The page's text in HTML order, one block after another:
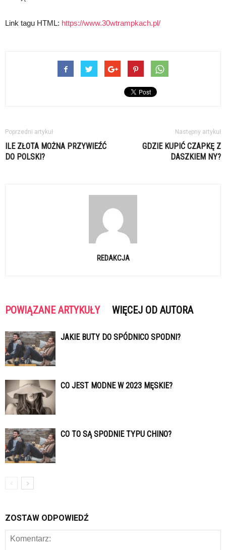
Link tagu HTML: https://www.30wtrampkach.pl/
Poprzedni artykuł
ILE ZŁOTA MOŻNA PRZYWIEŹĆ
DO POLSKI?
Następny artykuł
GDZIE KUPIĆ CZAPKĘ Z
DASZKIEM NY?
REDAKCJA
POWIĄZANE ARTYKUŁY WIĘCEJ OD AUTORA
JAKIE BUTY DO SPÓDNICO SPODNI?
CO JEST MODNE W 2023 MĘSKIE?
CO TO SĄ SPODNIE TYPU CHINO?
ZOSTAW ODPOWIEDŹ